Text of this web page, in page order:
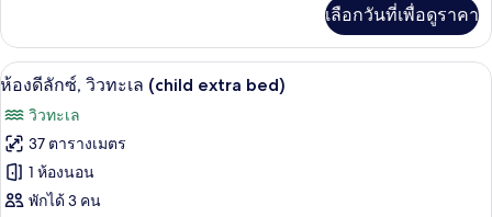
ทะเล
เกี่ยว
กับ
ห้อง
ลัก
ซ์
ทริปเปิล,
วิว
ทะเล
เลือกวันที่เพื่อดูราคา
เปิด
ภาพถ่าย
ทั้งหมด
ของ
ห้อง
1 ห้องนอน, เครื่องนอนระดับพรีเมียม,
3
ห้องดีลักซ์, วิวทะเล (child extra bed)
วิวทะเล
37 ตารางเมตร
1 ห้องนอน
พักได้ 3 คน